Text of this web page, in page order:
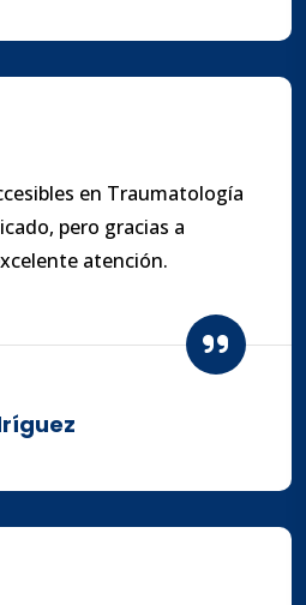
en Traumatología
pero gracias a
atención.